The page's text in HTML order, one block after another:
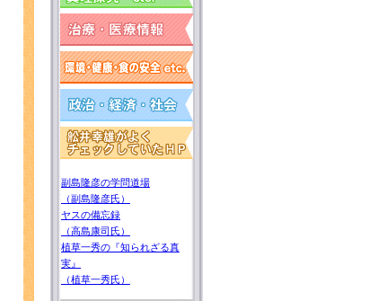
副島隆彦の学問道場
（副島隆彦氏）
ヤスの備忘録
（高島康司氏）
植草一秀の『知られざる真
実』
（植草一秀氏）